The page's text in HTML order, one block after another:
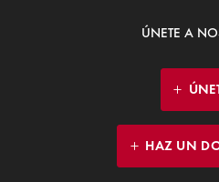
ÚNETE A
HAZ UN